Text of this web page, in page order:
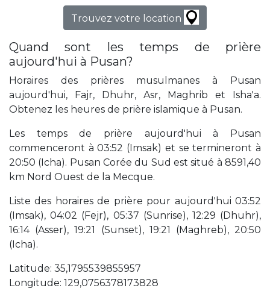
Trouvez votre location
Quand sont les temps de prière
aujourd'hui à Pusan?
Horaires des prières musulmanes à Pusan
aujourd'hui, Fajr, Dhuhr, Asr, Maghrib et Isha'a.
Obtenez les heures de prière islamique à Pusan.
Les temps de prière aujourd'hui à Pusan
commenceront à 03:52 (Imsak) et se termineront à
20:50 (Icha). Pusan Corée du Sud est situé à 8591,40
km Nord Ouest de la Mecque.
Liste des horaires de prière pour aujourd'hui 03:52
(Imsak), 04:02 (Fejr), 05:37 (Sunrise), 12:29 (Dhuhr),
16:14 (Asser), 19:21 (Sunset), 19:21 (Maghreb), 20:50
(Icha).
Latitude: 35,1795539855957
Longitude: 129,0756378173828